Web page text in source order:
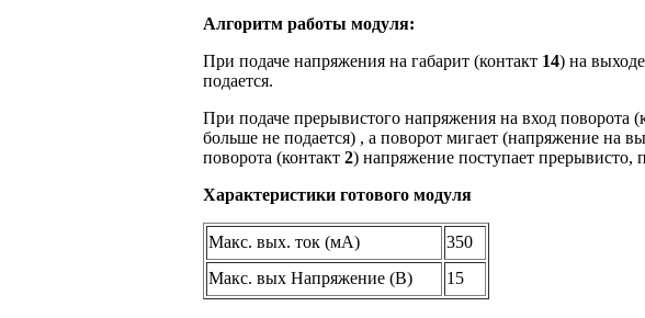
Алгоритм работы модуля:
При подаче напряжения на габарит (контакт 14) на
подается.
При подаче прерывистого напряжения на вход поворота
больше не подается) , а поворот мигает (напряжение на
поворота (контакт 2) напряжение поступает прерывисто,
Характеристики готового модуля
Макс. вых. ток (мА)
350
Макс. вых Напряжение (В)
15